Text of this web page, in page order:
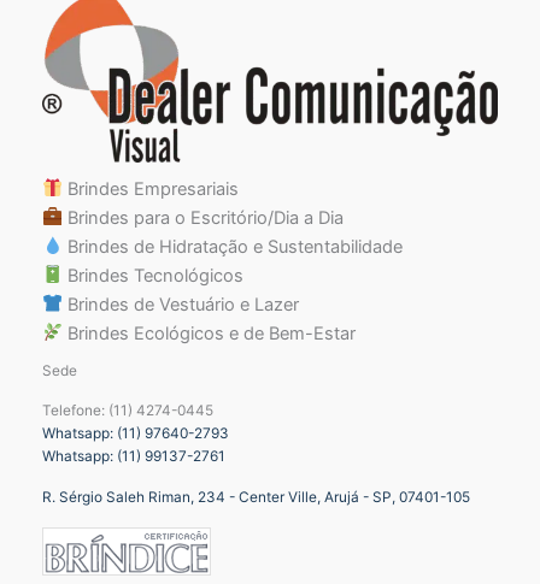
Brindes Empresariais
Brindes para o Escritório/Dia a Dia
Brindes de Hidratação e Sustentabilidade
Brindes Tecnológicos
Brindes de Vestuário e Lazer
Brindes Ecológicos e de Bem-Estar
Sede
Telefone: (11) 4274-0445
Whatsapp: (11) 97640-2793
Whatsapp: (11) 99137-2761
R. Sérgio Saleh Riman, 234 - Center Ville, Arujá - SP, 07401-105